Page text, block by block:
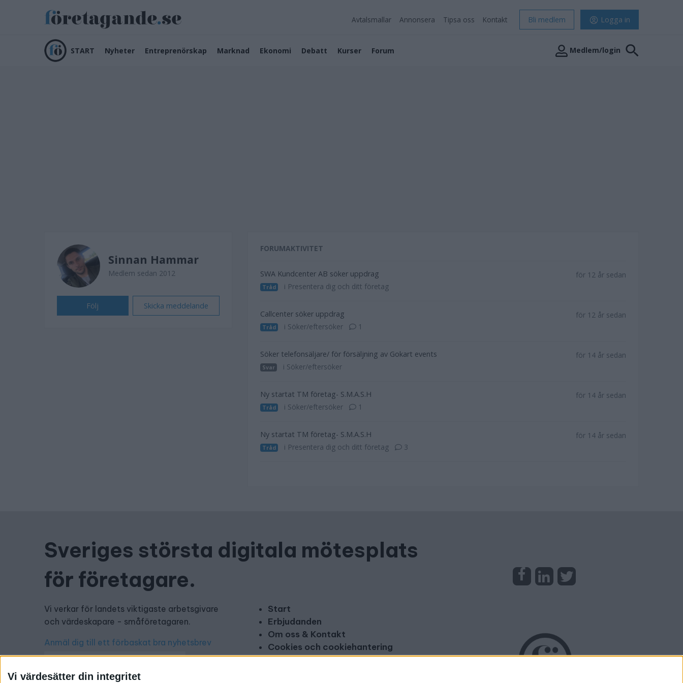
Vi värdesätter din integritet
Avtalsmallar Annonsera Tipsa oss Kontakt Bli medlem Logga in
START Nyheter Entreprenörskap Marknad Ekonomi Debatt Kurser Forum Medlem/login
Sinnan Hammar
Medlem sedan 2012
Följ Skicka meddelande
FORUMAKTIVITET
SWA Kundcenter AB söker uppdrag
Tråd i Presentera dig och ditt företag
för 12 år sedan
Callcenter söker uppdrag
Tråd i Söker/eftersöker 1
för 12 år sedan
Söker telefonsäljare/ för försäljning av Gokart events
Svar i Söker/eftersöker
för 14 år sedan
Ny startat TM företag- S.M.A.S.H
Tråd i Söker/eftersöker 1
för 14 år sedan
Ny startat TM företag- S.M.A.S.H
Tråd i Presentera dig och ditt företag 3
för 14 år sedan
Sveriges största digitala mötesplats
för företagare.
Vi verkar för landets viktigaste arbetsgivare
och värdeskapare - småföretagaren.
Anmäl dig till ett förbaskat bra nyhetsbrev
Start
Erbjudanden
Om oss & Kontakt
Cookies och cookiehantering
Copyright och disclaimer